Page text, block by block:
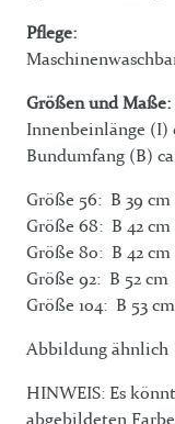
Pflege:
Größen und Maße:
Innenbeinlänge (I)
Bundumfang (B)
Größe 56: B 39
Größe 68: B 42
Größe 80: B 42
Größe 92: B 52
Größe 104: B 53
Abbildung ähnlich
HINWEIS: Es
abgebildeten